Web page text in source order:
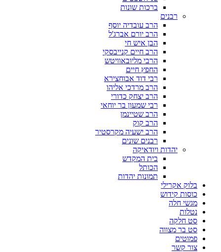
ברכות שונות
רבנים
הרב עובדיה יוסף
הרב יורם אברג'ל
הבן איש חי
הרב חיים קנייבסקי
הרבי מליובאוויטש
החפץ חיים
רבי דוד אבוחצירא
הרב מרדכי אליהו
הרב יצחק כדורי
רבי שמעון בר יוחאי
הרב שטיינמן
הרב קוק
הרב ישעיה מקרסטיר
רבנים שונים
יהדות ויודאיקה
בית המקדש
הכותל
תמונות יהדות
בלוק אקרילי
כוסות קידוש
מגשי חלה
נטלות
סט חלקה
סט בר מצווה
פמוטים
צור קשר